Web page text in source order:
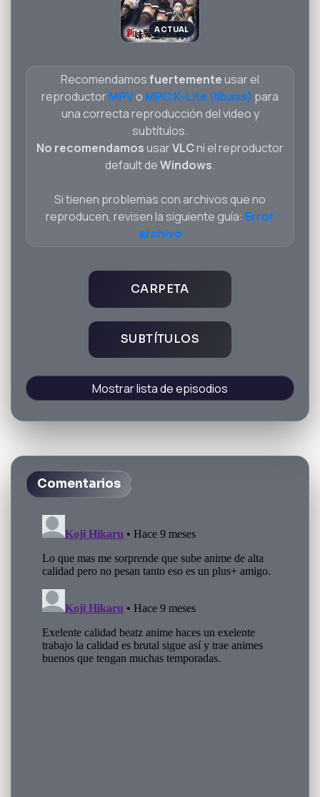
Recomendamosfuertementeusar el
reproductorMPVo MPC K-Lite (libass) para
una correcta reproducción del video y
subtítulos.
No recomendamosusarVLCni el reproductor
default deWindows.
Si tienen problemas con archivos que no
reproducen, revisen la siguiente guía: Error
archivo
CARPETA
SUBTÍTULOS
Mostrar lista de episodios
Comentarios